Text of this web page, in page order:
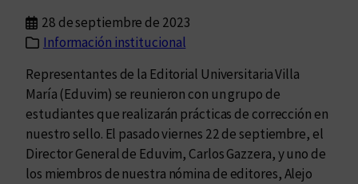
d
a
28 de septiembre de 2023
Información institucional
Representantes de la Editorial Universitaria Villa
María (Eduvim) se reunieron con un grupo de
estudiantes que realizarán prácticas de corrección en
nuestro sello. El pasado viernes 22 de septiembre, el
Director General de Eduvim, Carlos Gazzera, y uno de
los miembros de nuestra nómina de editores, Alejo